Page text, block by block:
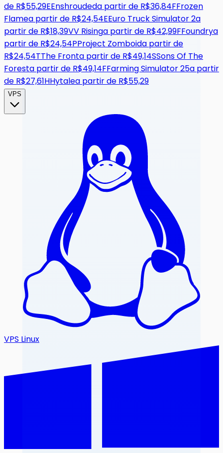
de R$55,29EEnshroudeda partir de R$36,84FFrozen
Flamea partir de R$24,54EEuro Truck Simulator 2a
partir de R$18,39VV Risinga partir de R$42,99FFoundrya
partir de R$24,54PProject Zomboida partir de
R$24,54TThe Fronta partir de R$49,14SSons Of The
Foresta partir de R$49,14FFarming Simulator 25a partir
de R$27,61HHytalea partir de R$55,29
VPS
VPS Linux